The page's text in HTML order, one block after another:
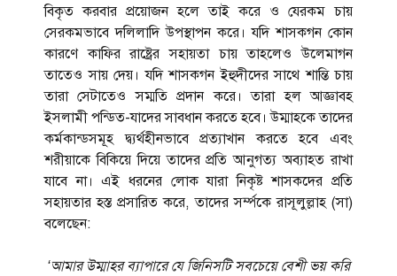
বিকৃত করবার প্রয়োজন হলে তাই করে ও যেরকম চায়
সেরকমভাবে দলিলাদি উপস্থাপন করে। যদি শাসকগন কোন
কারণে কাফির রাষ্ট্রের সহায়তা চায় তাহলেও উলেমাগন
তাতেও সায় দেয়। যদি শাসকগন ইহুদীদের সাথে শান্তি চায়
তারা সেটাতেও সম্মতি প্রদান করে। তারা হল আজ্ঞাবহ
ইসলামী পন্ডিত-যাদের সাবধান করতে হবে। উম্মাহকে তাদের
কর্মকান্ডসমূহ দ্ব্যর্থহীনভাবে প্রত্যাখান করতে হবে এবং
শরীয়াকে বিকিয়ে দিয়ে তাদের প্রতি আনুগত্য অব্যাহত রাখা
যাবে না। এই ধরনের লোক যারা নিকৃষ্ট শাসকদের প্রতি
সহায়তার হস্ত প্রসারিত করে, তাদের সর্ম্পকে রাসূলুল্লাহ (সা)
বলেছেন:
‘আমার উম্মাহর ব্যাপারে যে জিনিসটি সবচেয়ে বেশী ভয় করি